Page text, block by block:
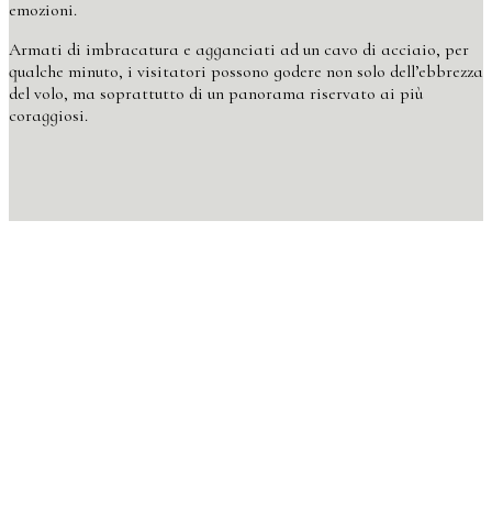
emozioni.
Armati di imbracatura e agganciati ad un cavo di acciaio, per
qualche minuto, i visitatori possono godere non solo dell’ebbrezza
del volo, ma soprattutto di un panorama riservato ai più
coraggiosi.